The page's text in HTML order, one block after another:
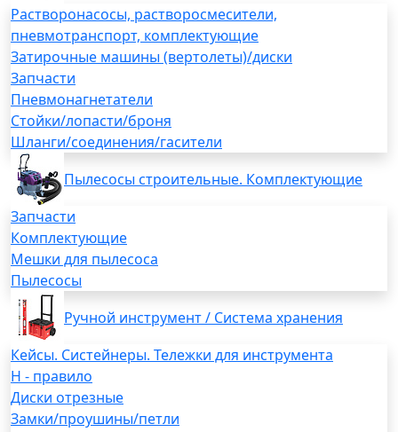
Растворонасосы, растворосмесители,
пневмотранспорт, комплектующие
Затирочные машины (вертолеты)/диски
Запчасти
Пневмонагнетатели
Стойки/лопасти/броня
Шланги/соединения/гасители
Пылесосы строительные. Комплектующие
Запчасти
Комплектующие
Мешки для пылесоса
Пылесосы
Ручной инструмент / Система хранения
Кейсы. Систейнеры. Тележки для инструмента
H - правило
Диски отрезные
Замки/проушины/петли